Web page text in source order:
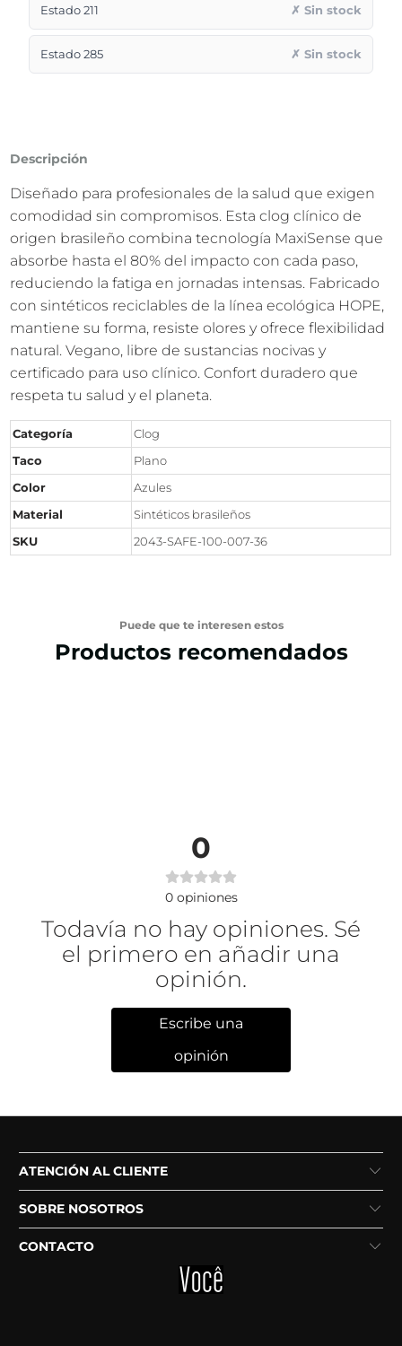
Estado 211 ✗ Sin stock
Estado 285 ✗ Sin stock
Descripción
Diseñado para profesionales de la salud que exigen
comodidad sin compromisos. Esta clog clínico de
origen brasileño combina tecnología MaxiSense que
absorbe hasta el 80% del impacto con cada paso,
reduciendo la fatiga en jornadas intensas. Fabricado
con sintéticos reciclables de la línea ecológica HOPE,
mantiene su forma, resiste olores y ofrece flexibilidad
natural. Vegano, libre de sustancias nocivas y
certificado para uso clínico. Confort duradero que
respeta tu salud y el planeta.
Categoría
Clog
Taco
Plano
Color
Azules
Material
Sintéticos brasileños
SKU
2043-SAFE-100-007-36
Puede que te interesen estos
Productos recomendados
0
0 opiniones
Todavía no hay opiniones. Sé
el primero en añadir una
opinión.
Escribe una
opinión
ATENCIÓN AL CLIENTE
SOBRE NOSOTROS
CONTACTO